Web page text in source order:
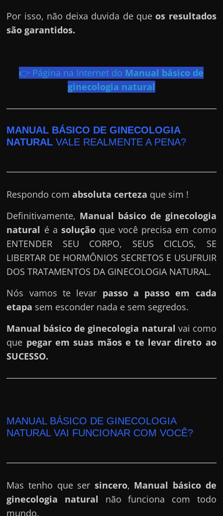
r
n
s
c
o
🤔
Por isso, não deixa duvida de queos resultados
são garantidos.
👉 Página na Internet do Manual básico de
ginecologia natural
MANUAL BÁSICO DE GINECOLOGIA
NATURAL VALE REALMENTE A PENA?
Respondo comabsoluta certeza que sim !
Definitivamente, Manual básico de ginecologia
natural é a soluçãoque você precisa em como
ENTENDER SEU CORPO, SEUS CICLOS, SE
LIBERTAR DE HORMÔNIOS SECRETOS E USUFRUIR
DOS TRATAMENTOS DA GINECOLOGIA NATURAL.
Nós vamos te levar passo a passo em cada
etapa sem esconder nada e sem segredos.
Manual básico de ginecologia natural vai como
que pegar em suas mãos e te levar direto ao
SUCESSO.
MANUAL BÁSICO DE GINECOLOGIA
NATURAL VAI FUNCIONAR COM VOCÊ?
Mas tenho que ser sincero, Manual básico de
ginecologia natural não funciona com todo
mundo.